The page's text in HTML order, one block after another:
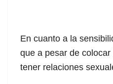
En cuanto a la
que a pesar de
tener relaciones